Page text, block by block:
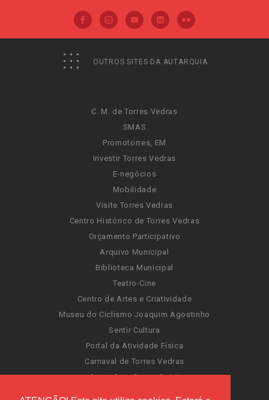
OUTROS SITES DA AUTARQUIA
C. M. de Torres Vedras
SMAS
Promotorres, EM
Investir Torres Vedras
E-negócios
Mobilidade
Visite Torres Vedras
Centro Histórico de Torres Vedras
Orçamento Participativo
Arquivo Municipal
Biblioteca Municipal
Teatro-Cine
Centro de Artes e Criatividade
Museu do Ciclismo Joaquim Agostinho
Sentir Cultura
Portal da Atividade Física
Carnaval de Torres Vedras
Santa Cruz Ocean Spirit